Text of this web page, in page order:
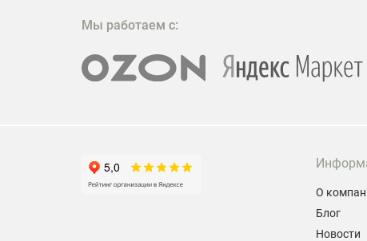
Мы работаем с:
О
Блог
Новости